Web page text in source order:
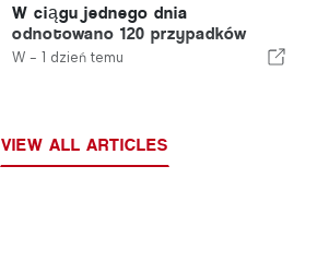
W ciągu jednego dnia
odnotowano 120 przypadków
użądleń przez meduzę z gatunku
W - 1 dzień temu
VIEW ALL ARTICLES